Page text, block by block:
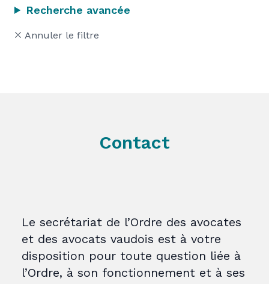
Recherche avancée
Annuler le filtre
Contact
Le secrétariat de l’Ordre des avocates
et des avocats vaudois est à votre
disposition pour toute question liée à
l’Ordre, à son fonctionnement et à ses